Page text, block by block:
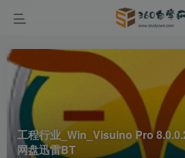
工程行业_Win_Visuino Pro
网盘迅雷BT